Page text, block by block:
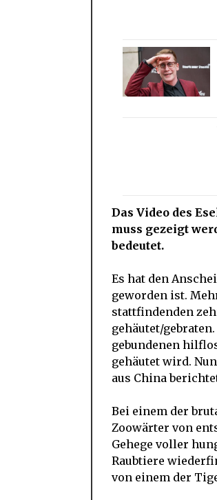
Das Video des
muss gezeigt
bedeutet.
Es hat den
geworden ist.
stattfindenden
gehäutet/
gebundenen
gehäutet wird.
aus China
Bei einem der
Zoowärter von
Gehege voller
Raubtiere
von einem der